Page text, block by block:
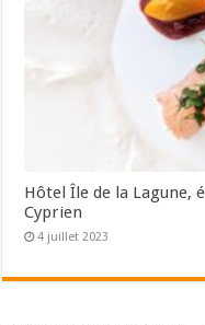
Hôtel Île de la Lagune,
Cyprien
4 juillet 2023